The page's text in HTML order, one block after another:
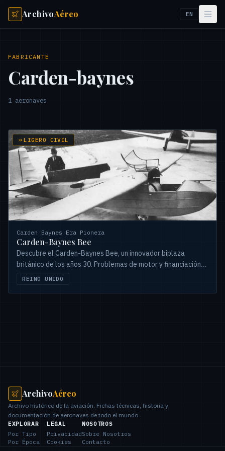
ArchivoAéreo EN
FABRICANTE
Carden-baynes
1 aeronaves
LIGERO CIVIL
Carden Baynes Era Pionera
Carden-Baynes Bee
Descubre el Carden-Baynes Bee, un innovador biplaza
británico de los años 30. Problemas de motor y financiación
truncaron su futuro.
REINO UNIDO
ArchivoAéreo
Archivo histórico de la aviación. Fichas técnicas, historia y
documentación de aeronaves de todo el mundo.
EXPLORAR
Por Tipo
Por Época
LEGAL
Privacidad
Cookies
NOSOTROS
Sobre Nosotros
Contacto